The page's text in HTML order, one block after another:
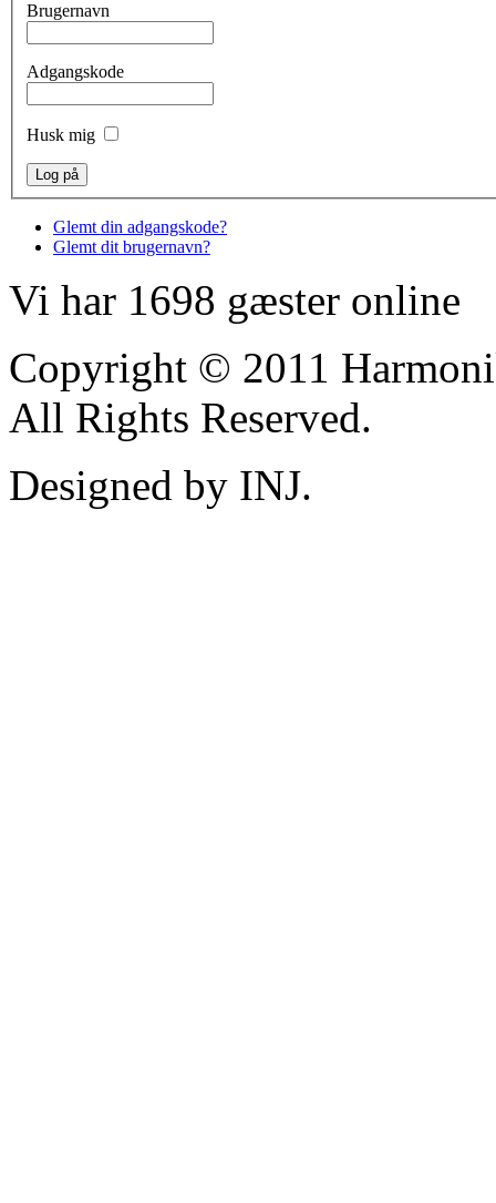
Brugernavn
Adgangskode
Husk mig
Glemt din adgangskode?
Glemt dit brugernavn?
Vi har 1698 gæster online
Copyright © 2011
All Rights Reserved.
Designed by INJ.